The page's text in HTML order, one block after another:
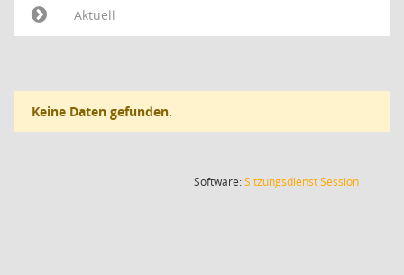
Aktuell
Keine Daten gefunden.
Software:SitzungsdienstSession(Wird in